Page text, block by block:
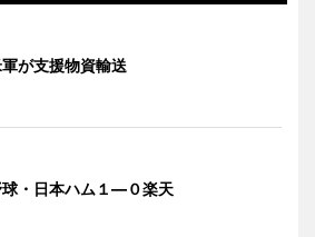
が支援物資輸送
球・日本ハム１―０楽天